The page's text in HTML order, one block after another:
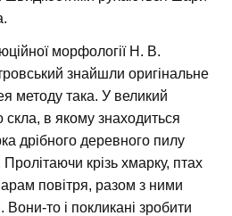
морфології Н. В.
знайшли оригінальне
методу така. У великий
скла, в якому знаходиться
дрібного деревного пилу
крізь хмарку, птах
повітря, разом з ними
то і покликані зробити